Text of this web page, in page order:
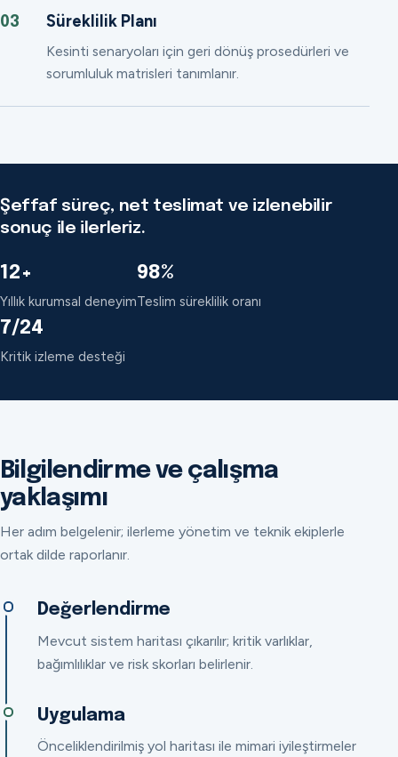
03 Süreklilik Planı
Kesinti senaryoları için geri dönüş prosedürleri ve
sorumluluk matrisleri tanımlanır.
Şeffaf süreç, net teslimat ve izlenebilir
sonuç ile ilerleriz.
12+
Yıllık kurumsal deneyim
98%
Teslim süreklilik oranı
7/24
Kritik izleme desteği
Bilgilendirme ve çalışma
yaklaşımı
Her adım belgelenir; ilerleme yönetim ve teknik ekiplerle
ortak dilde raporlanır.
Değerlendirme
Mevcut sistem haritası çıkarılır; kritik varlıklar,
bağımlılıklar ve risk skorları belirlenir.
Uygulama
Önceliklendirilmiş yol haritası ile mimari iyileştirmeler